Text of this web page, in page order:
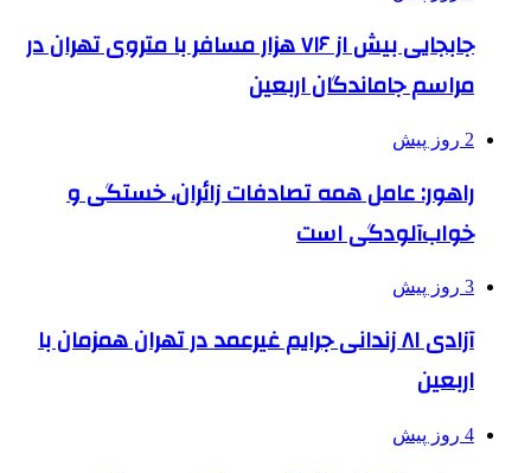
جابجایی بیش از ۷۱۶ هزار مسافر با متروی تهران در
مراسم جاماندگان اربعین
2 روز پیش
راهور: عامل همه تصادفات زائران، خستگی و
خواب‌آلودگی است
3 روز پیش
آزادی ۸۱ زندانی جرایم غیرعمد در تهران همزمان با
اربعین
4 روز پیش